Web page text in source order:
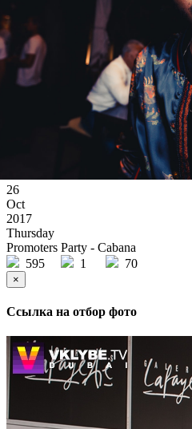
26
Oct
2017
Thursday
Promoters Party - Cabana
595
1 70
×
Ссылка на отбор фото